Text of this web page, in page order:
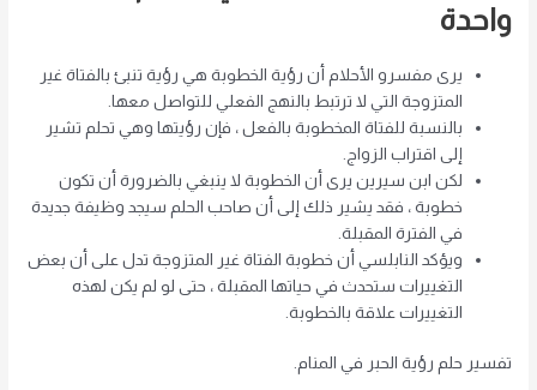
واحدة
يرى مفسرو الأحلام أن رؤية الخطوبة هي رؤية تنبئ بالفتاة غير
المتزوجة التي لا ترتبط بالنهج الفعلي للتواصل معها.
بالنسبة للفتاة المخطوبة بالفعل ، فإن رؤيتها وهي تحلم تشير
إلى اقتراب الزواج.
لكن ابن سيرين يرى أن الخطوبة لا ينبغي بالضرورة أن تكون
خطوبة ، فقد يشير ذلك إلى أن صاحب الحلم سيجد وظيفة جديدة
في الفترة المقبلة.
ويؤكد النابلسي أن خطوبة الفتاة غير المتزوجة تدل على أن بعض
التغييرات ستحدث في حياتها المقبلة ، حتى لو لم يكن لهذه
التغييرات علاقة بالخطوبة.
تفسير حلم رؤية الحبر في المنام.